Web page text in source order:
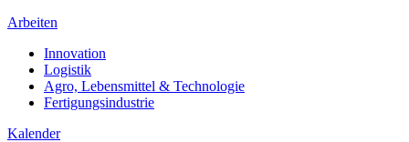
Arbeiten
Innovation
Logistik
Agro, Lebensmittel & Technologie
Fertigungsindustrie
Kalender